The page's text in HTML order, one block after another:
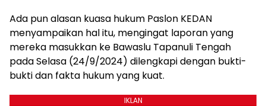
Ada pun alasan kuasa hukum Paslon KEDAN
menyampaikan hal itu, mengingat laporan yang
mereka masukkan ke Bawaslu Tapanuli Tengah
pada Selasa (24/9/2024) dilengkapi dengan bukti-
bukti dan fakta hukum yang kuat.
IKLAN